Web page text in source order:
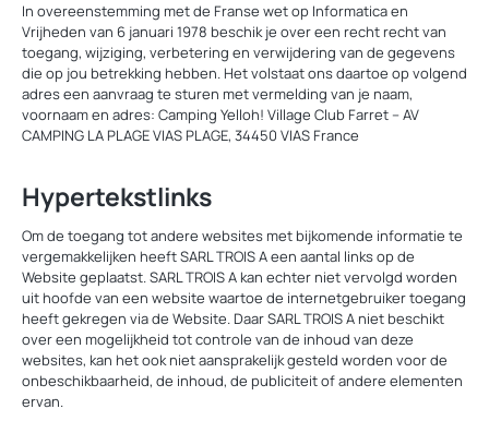
In overeenstemming met de Franse wet op Informatica en
Vrijheden van 6 januari 1978 beschik je over een recht recht van
toegang, wijziging, verbetering en verwijdering van de gegevens
die op jou betrekking hebben. Het volstaat ons daartoe op volgend
adres een aanvraag te sturen met vermelding van je naam,
voornaam en adres: Camping Yelloh! Village Club Farret – AV
CAMPING LA PLAGE VIAS PLAGE, 34450 VIAS France
Hypertekstlinks
Om de toegang tot andere websites met bijkomende informatie te
vergemakkelijken heeft SARL TROIS A een aantal links op de
Website geplaatst. SARL TROIS A kan echter niet vervolgd worden
uit hoofde van een website waartoe de internetgebruiker toegang
heeft gekregen via de Website. Daar SARL TROIS A niet beschikt
over een mogelijkheid tot controle van de inhoud van deze
websites, kan het ook niet aansprakelijk gesteld worden voor de
onbeschikbaarheid, de inhoud, de publiciteit of andere elementen
ervan.